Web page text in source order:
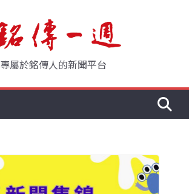
專屬於銘傳人的新聞平台